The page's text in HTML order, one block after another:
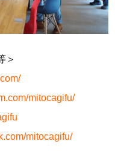
＞
mitocagifu/
mitocagifu/